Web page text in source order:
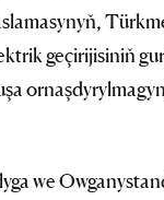
geçirijisiniň
we